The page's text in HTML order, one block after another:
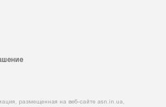
размещенная на веб-сайте asn.in.ua,